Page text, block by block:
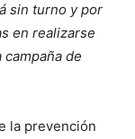
sin turno y por
en realizarse
de
la prevención